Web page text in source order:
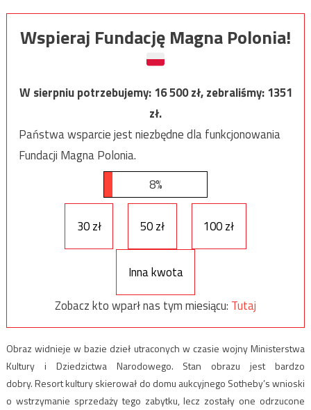
Wspieraj Fundację Magna Polonia!
W sierpniu potrzebujemy:16 500zł, zebraliśmy:1351
zł.
Państwa wsparcie jest niezbędne dla funkcjonowania
Fundacji Magna Polonia.
8%
30 zł 50 zł 100 zł
Inna kwota
Zobacz kto wparł nas tym miesiącu: Tutaj
Obraz widnieje w bazie dzieł utraconych w czasie wojny Ministerstwa
Kultury i Dziedzictwa Narodowego. Stan obrazu jest bardzo
dobry. Resort kultury skierował do domu aukcyjnego Sotheby’s wnioski
o wstrzymanie sprzedaży tego zabytku, lecz zostały one odrzucone